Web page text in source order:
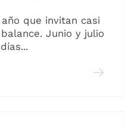
que invitan casi
Junio y julio